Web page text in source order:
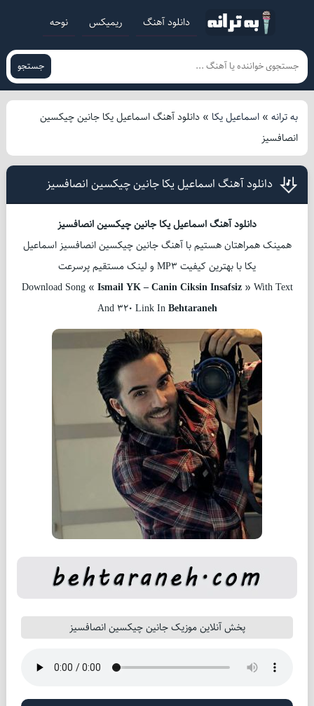
دانلود آهنگ ریمیکس نوحه
جستجو
به ترانه» اسماعیل یکا » دانلود آهنگ اسماعیل یکا جانین چیکسین
انصافسیز
دانلود آهنگ اسماعیل یکا جانین چیکسین انصافسیز
دانلود آهنگ اسماعیل یکا جانین چیکسین انصافسیز
همینک همراهتان هستیم با آهنگ جانین چیکسین انصافسیز اسماعیل
یکا با بهترین کیفیت MP3 و لینک مستقیم پرسرعت
Download Song « Ismail YK – Canin Ciksin Insafsiz» With Text
And 320 Link InBehtaraneh
پخش آنلاین موزیک جانین چیکسین انصافسیز